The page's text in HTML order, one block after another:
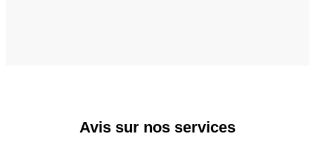
Avis sur nos services